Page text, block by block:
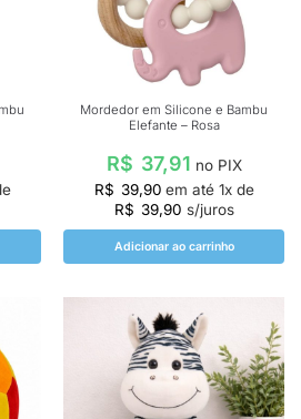
Mordedor em Silicone e Bambu
Elefante – Rosa
R$ 37,91 no PIX
R$ 39,90 em até 1x de
R$ 39,90 s/juros
Adicionar ao carrinho